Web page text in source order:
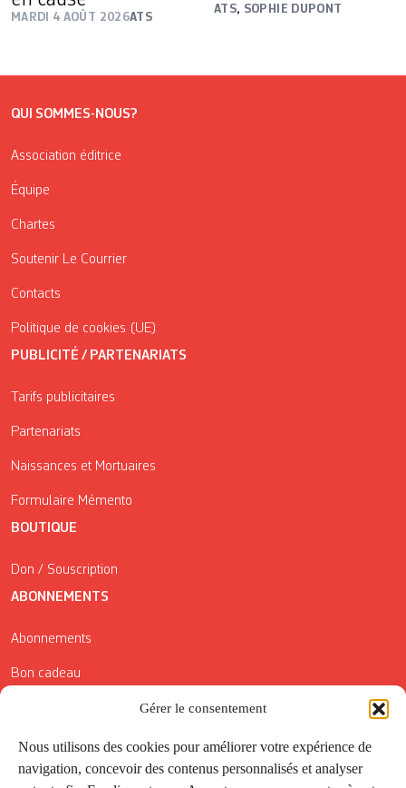
Gérer le consentement
Nous utilisons des cookies pour améliorer votre expérience de
navigation, concevoir des contenus personnalisés et analyser
MARDI 4 AOÛT 2026ATS
ATS, SOPHIE DUPONT
QUI SOMMES-NOUS?
Association éditrice
Équipe
Chartes
Soutenir Le Courrier
Contacts
Politique de cookies (UE)
PUBLICITÉ / PARTENARIATS
Tarifs publicitaires
Partenariats
Naissances et Mortuaires
Formulaire Mémento
BOUTIQUE
Don / Souscription
ABONNEMENTS
Abonnements
Bon cadeau
Conditions générales de vente
Réductions de la Carte Côté Courrier
Application